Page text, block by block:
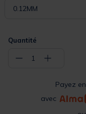
0.12MM
Quantité
− 1 +
Payez en
avec